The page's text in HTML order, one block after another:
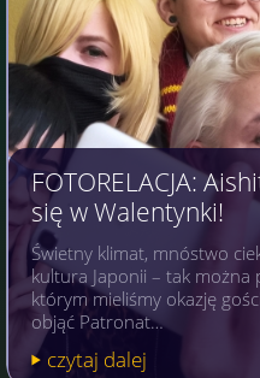
FOTORELACJA:
się w Walentynki!
Świetny klimat, mnóstwo
kultura Japonii – tak
którym mieliśmy okazję
objąć Patronat…
czytaj dalej